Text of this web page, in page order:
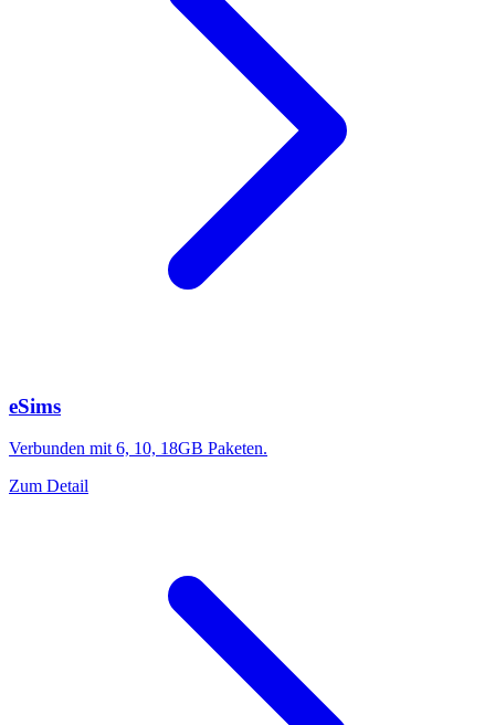
eSims
Verbunden mit 6, 10, 18GB Paketen.
Zum Detail